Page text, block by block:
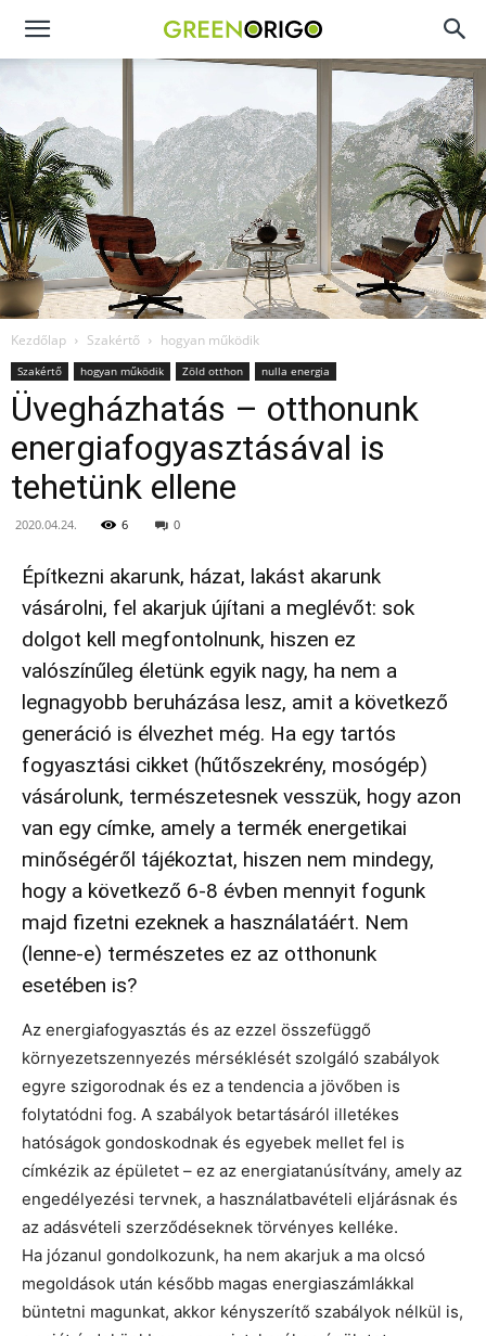
Green
Origo
portál
Kezdőlap Szakértő hogyan működik
Szakértő hogyan működik Zöld otthon nulla energia
Üvegházhatás – otthonunk
energiafogyasztásával is
tehetünk ellene
2020.04.24. 6 0
Építkezni akarunk, házat, lakást akarunk
vásárolni, fel akarjuk újítani a meglévőt: sok
dolgot kell megfontolnunk, hiszen ez
valószínűleg életünk egyik nagy, ha nem a
legnagyobb beruházása lesz, amit a következő
generáció is élvezhet még. Ha egy tartós
fogyasztási cikket (hűtőszekrény, mosógép)
vásárolunk, természetesnek vesszük, hogy azon
van egy címke, amely a termék energetikai
minőségéről tájékoztat, hiszen nem mindegy,
hogy a következő 6-8 évben mennyit fogunk
majd fizetni ezeknek a használatáért. Nem
(lenne-e) természetes ez az otthonunk
esetében is?
Az energiafogyasztás és az ezzel összefüggő
környezetszennyezés mérséklését szolgáló szabályok
egyre szigorodnak és ez a tendencia a jövőben is
folytatódni fog. A szabályok betartásáról illetékes
hatóságok gondoskodnak és egyebek mellet fel is
címkézik az épületet – ez az energiatanúsítvány, amely az
engedélyezési tervnek, a használatbavételi eljárásnak és
az adásvételi szerződéseknek törvényes kelléke.
Ha józanul gondolkozunk, ha nem akarjuk a ma olcsó
megoldások után később magas energiaszámlákkal
büntetni magunkat, akkor kényszerítő szabályok nélkül is,